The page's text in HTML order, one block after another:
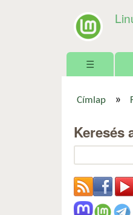
Főmenü
☰
Címlap »
Keresés